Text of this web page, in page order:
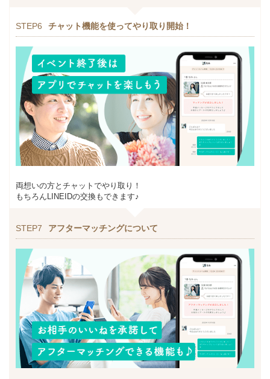
STEP6 チャット機能を使ってやり取り開始！
両想いの方とチャットでやり取り！
もちろんLINEIDの交換もできます♪
STEP7 アフターマッチングについて